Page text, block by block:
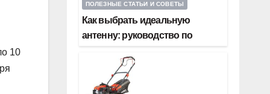
10
ПОЛЕЗНЫЕ СТАТЬИ И СОВЕТЫ
Как выбрать идеальную
антенну: руководство по
коэффициенту усиления и
типу крепления